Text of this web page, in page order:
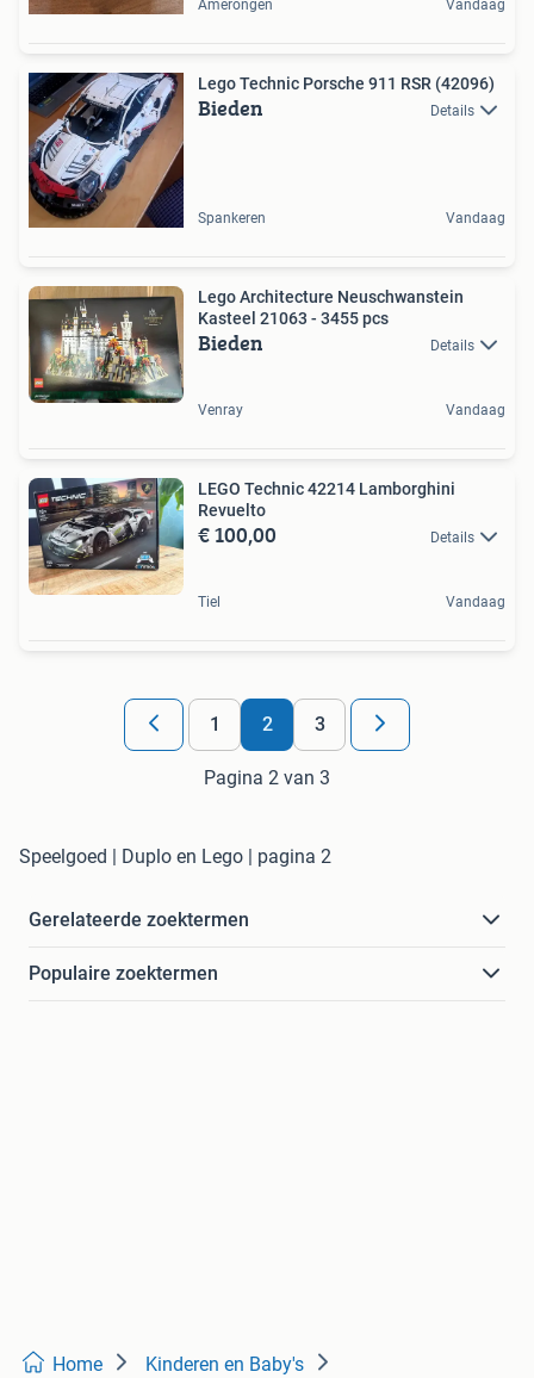
Amerongen Vandaag
Lego Technic Porsche 911 RSR (42096)
Bieden Details
Spankeren Vandaag
Lego Architecture Neuschwanstein
Kasteel 21063 - 3455 pcs
Bieden Details
Venray Vandaag
LEGO Technic 42214 Lamborghini
Revuelto
€ 100,00 Details
Tiel Vandaag
1 2 3
Pagina 2 van 3
Speelgoed | Duplo en Lego | pagina 2
Gerelateerde zoektermen
Populaire zoektermen
Home Kinderen en Baby's